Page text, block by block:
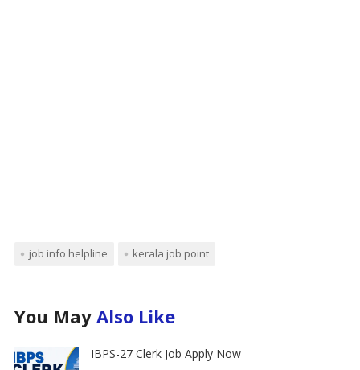
job info helpline kerala job point
You May Also Like
IBPS-27 Clerk Job Apply Now